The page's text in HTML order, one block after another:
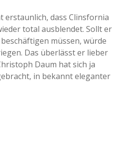
erstaunlich, dass Clinsfornia
total ausblendet. Sollt er
müssen, würde
Das überlässt er lieber
Daum hat sich ja
in bekannt eleganter